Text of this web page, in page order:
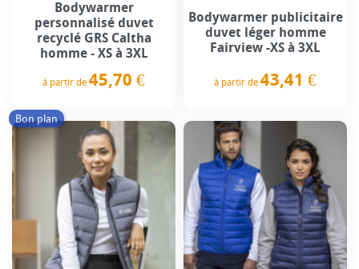
Bodywarmer
personnalisé duvet
recyclé GRS Caltha
homme - XS à 3XL
à partir de 45,70 €
Bodywarmer publicitaire
duvet léger homme
Fairview -XS à 3XL
à partir de 43,41 €
Bon plan